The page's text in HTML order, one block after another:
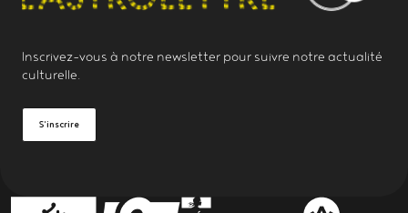
Inscrivez-vous à notre newsletter pour suivre notre actualité
culturelle.
S'inscrire